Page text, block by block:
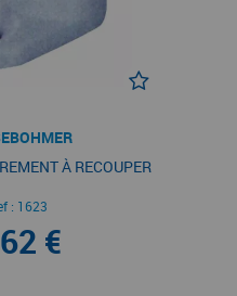
À RECOUPER
: 1623
€